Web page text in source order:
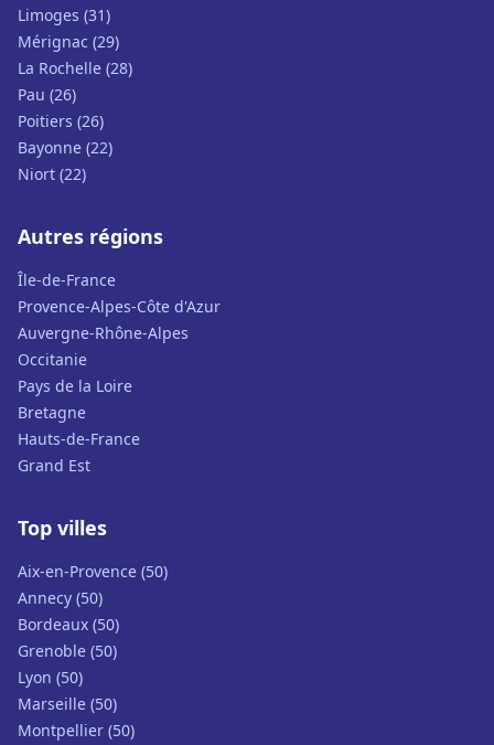
Limoges (31)
Mérignac (29)
La Rochelle (28)
Pau (26)
Poitiers (26)
Bayonne (22)
Niort (22)
Autres régions
Île-de-France
Provence-Alpes-Côte d'Azur
Auvergne-Rhône-Alpes
Occitanie
Pays de la Loire
Bretagne
Hauts-de-France
Grand Est
Top villes
Aix-en-Provence (50)
Annecy (50)
Bordeaux (50)
Grenoble (50)
Lyon (50)
Marseille (50)
Montpellier (50)